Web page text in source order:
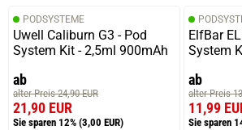
Wir bestellen immer nur Erste Sahne
29.09.2024 — via
Trustedshops.de
Boris G.
PODSYSTEME
Uwell Caliburn G3 - Pod
System Kit - 2,5ml 900mAh
ab
alter Preis 24,90 EUR
21,90 EUR
Sie sparen 12% (3,00 EUR)
ElfBar
System
ab
alter Preis
11,99
Sie sparen